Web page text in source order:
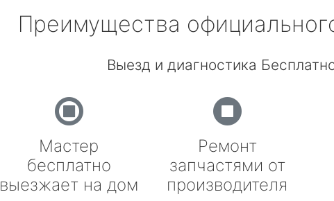
Преимущества
Выезд и диагностика
Мастер
бесплатно
выезжает на дом
Ремонт
запчастями от
производителя